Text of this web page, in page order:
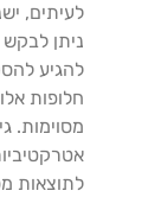
לעיתים,
ניתן
להגיע
חלופות
מסוימות.
לתוצאות